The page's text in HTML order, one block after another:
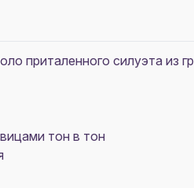
приталенного силуэта из
тон в тон